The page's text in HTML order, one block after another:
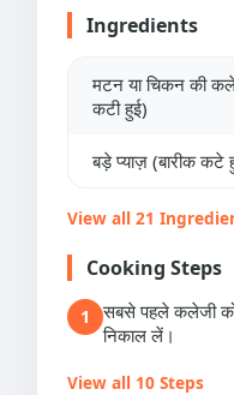
Ingredients
मटन या चिकन की
कटी हुई)
बड़े प्याज़ (बारीक कटे
View all 21
Cooking Steps
1
सबसे पहले कलेजी को
निकाल लें।
View all 10 Steps